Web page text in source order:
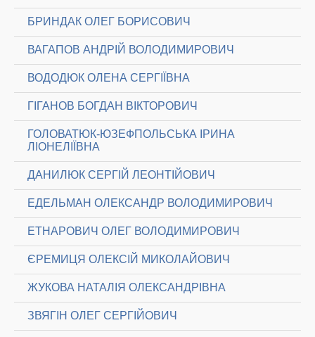
БРИНДАК ОЛЕГ БОРИСОВИЧ
ВАГАПОВ АНДРІЙ ВОЛОДИМИРОВИЧ
ВОДОДЮК ОЛЕНА СЕРГІЇВНА
ГІГАНОВ БОГДАН ВІКТОРОВИЧ
ГОЛОВАТЮК-ЮЗЕФПОЛЬСЬКА ІРИНА
ЛІОНЕЛІЇВНА
ДАНИЛЮК СЕРГІЙ ЛЕОНТІЙОВИЧ
ЕДЕЛЬМАН ОЛЕКСАНДР ВОЛОДИМИРОВИЧ
ЕТНАРОВИЧ ОЛЕГ ВОЛОДИМИРОВИЧ
ЄРЕМИЦЯ ОЛЕКСІЙ МИКОЛАЙОВИЧ
ЖУКОВА НАТАЛІЯ ОЛЕКСАНДРІВНА
ЗВЯГІН ОЛЕГ СЕРГІЙОВИЧ